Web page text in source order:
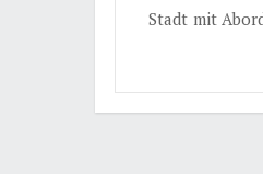
Stadt mit